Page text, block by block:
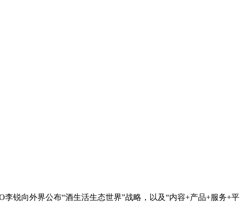
锐向外界公布“酒生活生态世界”战略，以及“内容+产品+服务+平